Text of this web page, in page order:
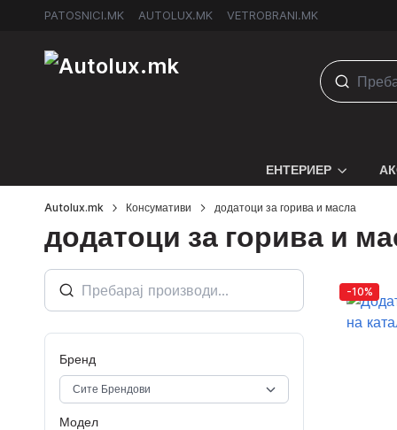
PATOSNICI.MK AUTOLUX.MK VETROBRANI.MK
ЕНТЕРИЕР
Autolux.mk Консумативи додатоци за горива и масла
додатоци за горива и
Бренд
Модел
-10%